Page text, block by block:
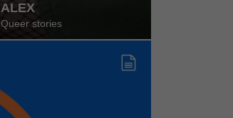
ALEX
Queer stories